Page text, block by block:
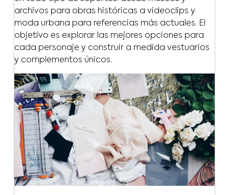
archivos para obras históricas a videoclips y
moda urbana para referencias más actuales. El
objetivo es explorar las mejores opciones para
cada personaje y construir a medida vestuarios
y complementos únicos.